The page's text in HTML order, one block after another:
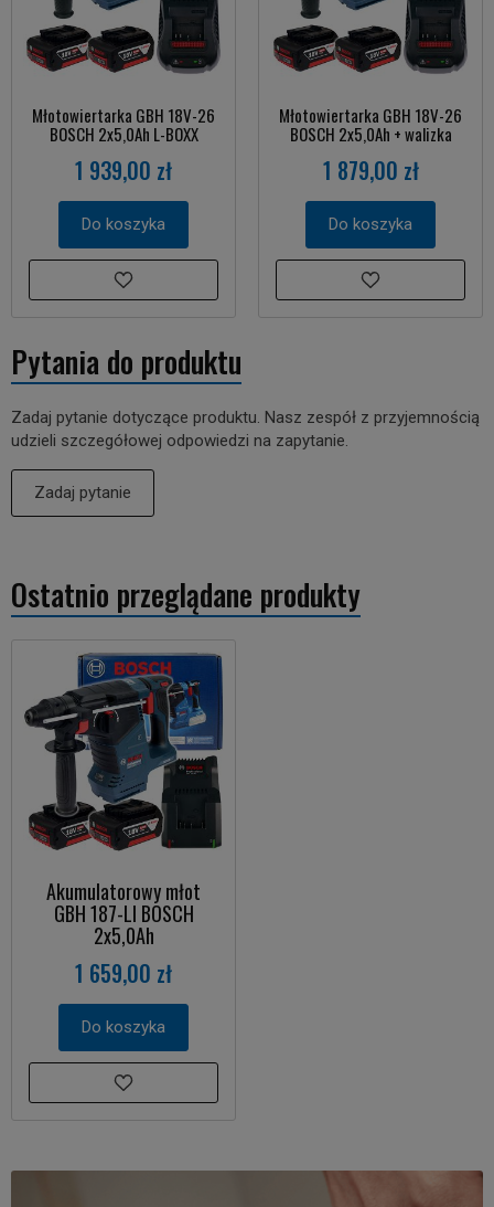
Młotowiertarka GBH 18V-26
BOSCH 2x5,0Ah L-BOXX
1 939,00 zł
Do koszyka
Młotowiertarka GBH 18V-26
BOSCH 2x5,0Ah + walizka
1 879,00 zł
Do koszyka
Pytania do produktu
Zadaj pytanie dotyczące produktu. Nasz zespół z przyjemnością
udzieli szczegółowej odpowiedzi na zapytanie.
Zadaj pytanie
Ostatnio przeglądane produkty
Akumulatorowy młot
GBH 187-LI BOSCH
2x5,0Ah
1 659,00 zł
Do koszyka